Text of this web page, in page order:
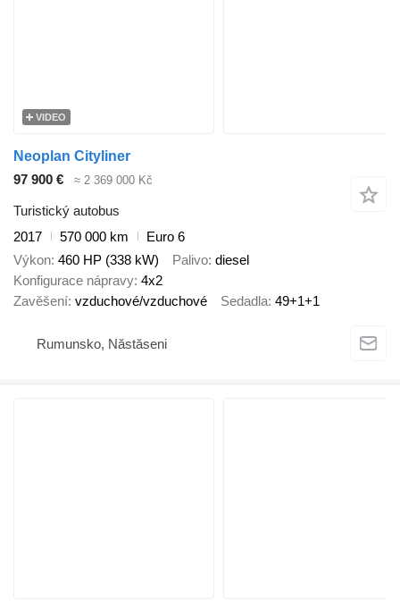
VIDEO
Neoplan Cityliner
97 900 €
≈ 2 369 000 Kč
Turistický autobus
2017
570 000 km
Euro 6
Výkon 460 HP (338 kW) Palivo diesel
Konfigurace nápravy 4x2
Zavěšení vzduchové/vzduchové Sedadla 49+1+1
Rumunsko, Năstăseni